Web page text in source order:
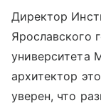
Директор
Ярославского
университета
архитектор
уверен, что